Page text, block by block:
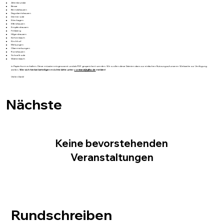
Altenbrunslar
Besse
Berndshausen
Dagobertshausen
Diemerode
Eiterhagen
Elfershausen
Empfershausen
Felsberg
Hilgershausen
Kehrenbach
Kirchhof
Melsungen
Obermelsungen
Ronshausen
Schnellrode
Wattenbach
in Papierform erhalten. Diese müssten eingescannt und als PDF gespeichert werden. Wir wollen diese Dateien dann zur einfachen Nutzung auf unserer Webseite zur Verfügung
stellen.Wer sich hierbei beteiligen möchte bitte untervorstand@gfkw.demelden!
Vielen Dank!
Rundschreiben
Nächste
Keine bevorstehenden
Veranstaltungen